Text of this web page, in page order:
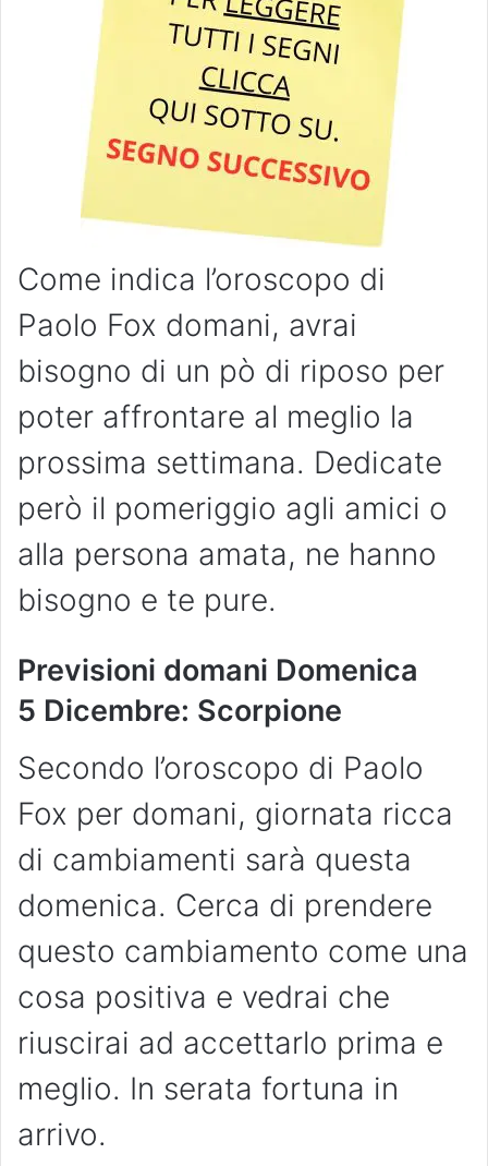
Come indica l’oroscopo di
Paolo Fox domani, avrai
bisogno di un pò di riposo per
poter affrontare al meglio la
prossima settimana. Dedicate
però il pomeriggio agli amici o
alla persona amata, ne hanno
bisogno e te pure.
Previsioni domani Domenica
5 Dicembre: Scorpione
Secondo l’oroscopo di Paolo
Fox per domani, giornata ricca
di cambiamenti sarà questa
domenica. Cerca di prendere
questo cambiamento come una
cosa positiva e vedrai che
riuscirai ad accettarlo prima e
meglio. In serata fortuna in
arrivo.